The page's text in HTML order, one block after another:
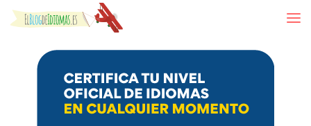
Skip to content